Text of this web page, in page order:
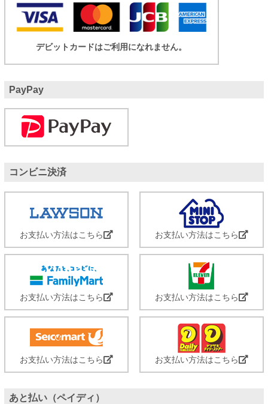
デビットカードはご利用になれません。
PayPay
コンビニ決済
お支払い方法はこちら お支払い方法はこちら
お支払い方法はこちら お支払い方法はこちら
お支払い方法はこちら お支払い方法はこちら
あと払い（ペイディ）